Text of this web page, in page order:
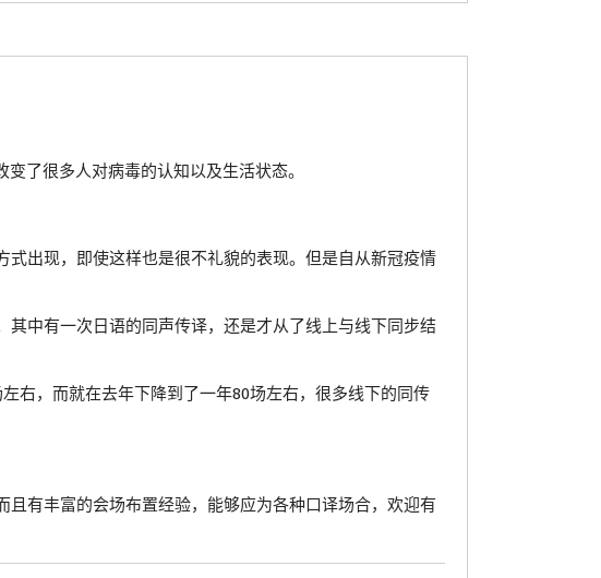
了很多人对病毒的认知以及生活状态。
出现，即使这样也是很不礼貌的表现。但是自从新冠疫情
中有一次日语的同声传译，还是才从了线上与线下同步结
右，而就在去年下降到了一年80场左右，很多线下的同传
且有丰富的会场布置经验，能够应为各种口译场合，欢迎有